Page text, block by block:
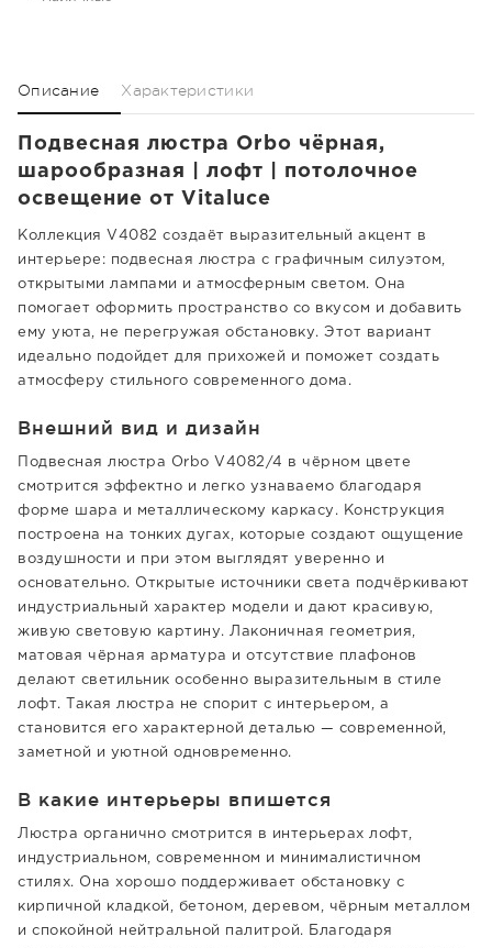
Описание Характеристики
Подвесная люстра Orbo чёрная,
шарообразная | лофт | потолочное
освещение от Vitaluce
Коллекция V4082 создаёт выразительный акцент в
интерьере: подвесная люстра с графичным силуэтом,
открытыми лампами и атмосферным светом. Она
помогает оформить пространство со вкусом и добавить
ему уюта, не перегружая обстановку. Этот вариант
идеально подойдет для прихожей и поможет создать
атмосферу стильного современного дома.
Внешний вид и дизайн
Подвесная люстра Orbo V4082/4 в чёрном цвете
смотрится эффектно и легко узнаваемо благодаря
форме шара и металлическому каркасу. Конструкция
построена на тонких дугах, которые создают ощущение
воздушности и при этом выглядят уверенно и
основательно. Открытые источники света подчёркивают
индустриальный характер модели и дают красивую,
живую световую картину. Лаконичная геометрия,
матовая чёрная арматура и отсутствие плафонов
делают светильник особенно выразительным в стиле
лофт. Такая люстра не спорит с интерьером, а
становится его характерной деталью — современной,
заметной и уютной одновременно.
В какие интерьеры впишется
Люстра органично смотрится в интерьерах лофт,
индустриальном, современном и минималистичном
стилях. Она хорошо поддерживает обстановку с
кирпичной кладкой, бетоном, деревом, чёрным металлом
и спокойной нейтральной палитрой. Благодаря